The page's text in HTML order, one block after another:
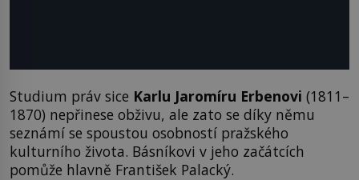
Studium práv sice Karlu Jaromíru Erbenovi (1811–
1870) nepřinese obživu, ale zato se díky němu
seznámí se spoustou osobností pražského
kulturního života. Básníkovi v jeho začátcích
pomůže hlavně František Palacký.